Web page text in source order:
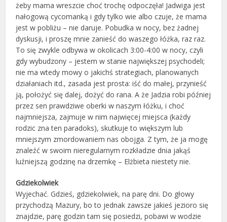
żeby mama wreszcie choć trochę odpoczęła! Jadwiga jest
nałogową cycomanką i gdy tylko wie albo czuje, że mama
jest w pobliżu – nie daruje. Pobudka w nocy, bez żadnej
dyskusji, i proszę mnie zanieść do waszego łóżka, raz raz.
To się zwykle odbywa w okolicach 3:00-4:00 w nocy, czyli
gdy wybudzony – jestem w stanie największej psychodeli;
nie ma wtedy mowy o jakichś strategiach, planowanych
działaniach itd., zasada jest prosta: iść do małej, przynieść
ją, położyć się dalej, dożyć do rana. A że Jadzia robi później
przez sen prawdziwe oberki w naszym łóżku, i choć
najmniejsza, zajmuje w nim najwięcej miejsca (każdy
rodzic zna ten paradoks), skutkuje to większym lub
mniejszym zmordowaniem nas obojga. Z tym, że ja mogę
znaleźć w swoim nieregularnym rozkładzie dnia jakąś
luźniejszą godzinę na drzemkę – Elżbieta niestety nie.
Gdziekolwiek
Wyjechać. Gdzieś, gdziekolwiek, na parę dni. Do głowy
przychodzą Mazury, bo to jednak zawsze jakieś jezioro się
znajdzie, parę godzin tam się posiedzi, pobawi w wodzie